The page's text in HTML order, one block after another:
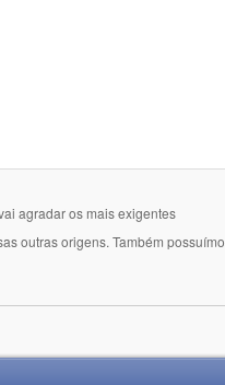
agradar os mais exigentes
outras origens. Também